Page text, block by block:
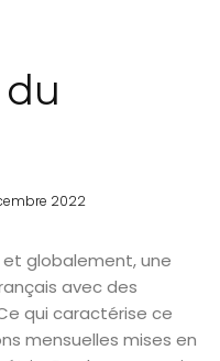
2022
et globalement, une
avec des
qui caractérise ce
mensuelles mises en